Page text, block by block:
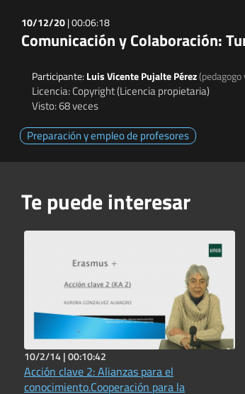
10/12/20|00:06:18
Comunicación y Colaboración:
Participante: Luis Vicente Pujalte Pérez
Licencia: Copyright (Licencia propietaria)
Visto: 68 veces
Preparación y empleo de profesores
Te puede interesar
10/2/14 |00:10:42
Acción clave 2: Alianzas para el
conocimiento.Cooperación para la